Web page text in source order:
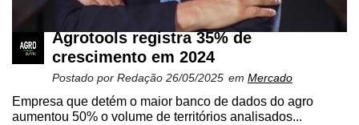
Agrotools registra 35% de
crescimento em 2024
Postado por Redação 26/05/2025 em Mercado
Empresa que detém o maior banco de dados do agro
aumentou 50% o volume de territórios analisados...